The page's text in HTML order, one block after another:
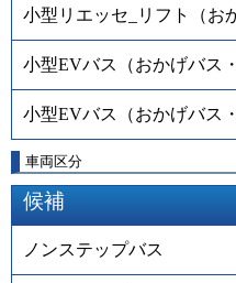
小型リエッセ_リフト（お
小型EVバス（おかげバス・
小型EVバス（おかげバス・
車両区分
候補
ノンステップバス